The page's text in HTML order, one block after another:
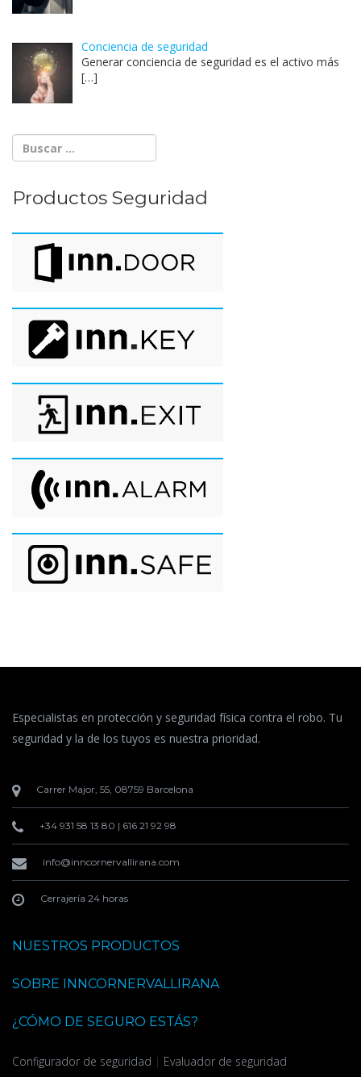
Conciencia de seguridad
Generar conciencia de seguridad es el activo más
[…]
Productos Seguridad
Especialistas en protección y seguridad física contra el robo. Tu
seguridad y la de los tuyos es nuestra prioridad.
Carrer Major, 55, 08759 Barcelona
+34 931 58 13 80 | 616 21 92 98
info@inncornervallirana.com
Cerrajería 24 horas
NUESTROS PRODUCTOS
SOBRE INNCORNERVALLIRANA
¿CÓMO DE SEGURO ESTÁS?
Configurador de seguridad | Evaluador de seguridad